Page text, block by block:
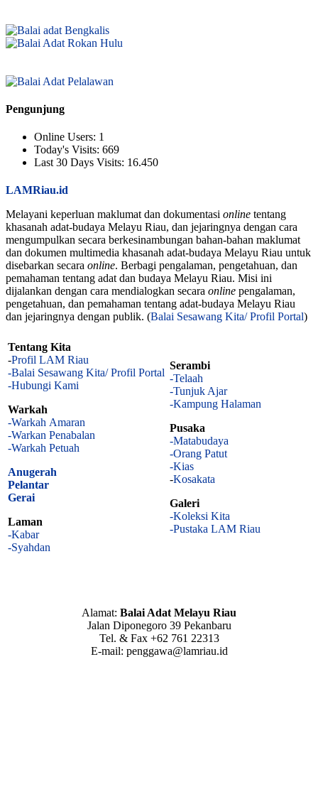
Pengunjung
Online Users: 1
Today's Visits: 669
Last 30 Days Visits: 16.450
LAMRiau.id
Melayani keperluan maklumat dan dokumentasi online tentang
khasanah adat-budaya Melayu Riau, dan jejaringnya dengan cara
mengumpulkan secara berkesinambungan bahan-bahan maklumat
dan dokumen multimedia khasanah adat-budaya Melayu Riau untuk
disebarkan secara online. Berbagi pengalaman, pengetahuan, dan
pemahaman tentang adat dan budaya Melayu Riau. Misi ini
dijalankan dengan cara mendialogkan secara online pengalaman,
pengetahuan, dan pemahaman tentang adat-budaya Melayu Riau
dan jejaringnya dengan publik. (Balai Sesawang Kita/ Profil Portal)
Tentang Kita
-Profil LAM Riau
-Balai Sesawang Kita/ Profil Portal
-Hubungi Kami
Warkah
-Warkah Amaran
-Warkan Penabalan
-Warkah Petuah
Anugerah
Pelantar
Gerai
Laman
-Kabar
-Syahdan
Serambi
-Telaah
-Tunjuk Ajar
-Kampung Halaman
Pusaka
-Matabudaya
-Orang Patut
-Kias
-Kosakata
Galeri
-Koleksi Kita
-Pustaka LAM Riau
Alamat: Balai Adat Melayu Riau
Jalan Diponegoro 39 Pekanbaru
Tel. & Fax +62 761 22313
E-mail: penggawa@lamriau.id